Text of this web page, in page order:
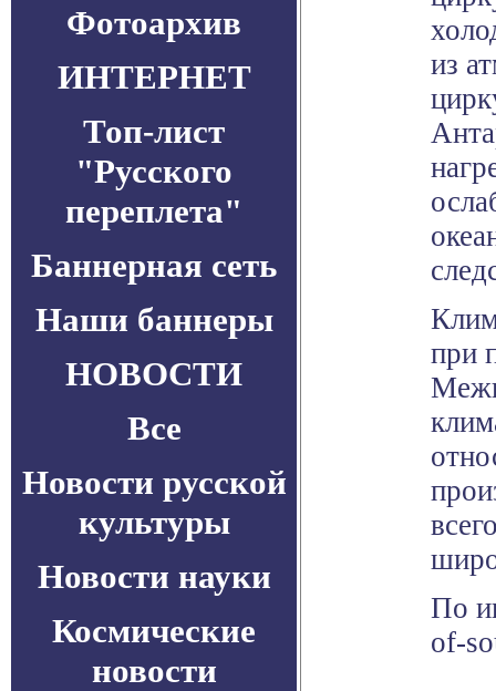
Фотоархив
ИНТЕРНЕТ
Топ-лист
"Русского
переплета"
Баннерная сеть
Наши баннеры
НОВОСТИ
Все
Новости русской
культуры
Новости науки
Космические
новости
из
при
По
of-